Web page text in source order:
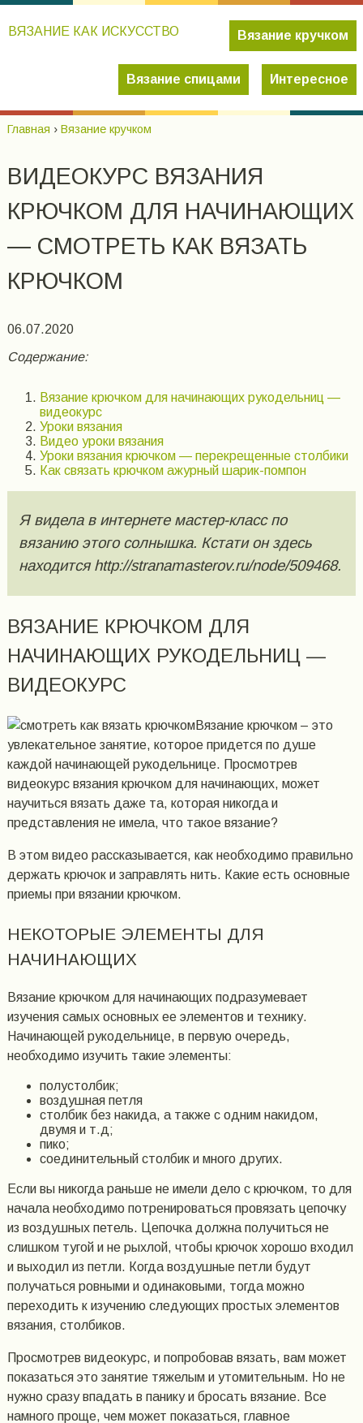
ВЯЗАНИЕ КАК ИСКУССТВО Вязание кручком
Вязание спицами Интересное
Главная › Вязание кручком
ВИДЕОКУРС ВЯЗАНИЯ
КРЮЧКОМ ДЛЯ НАЧИНАЮЩИХ
— СМОТРЕТЬ КАК ВЯЗАТЬ
КРЮЧКОМ
06.07.2020
Содержание:
Вязание крючком для начинающих рукодельниц —
видеокурс
Уроки вязания
Видео уроки вязания
Уроки вязания крючком — перекрещенные столбики
Как связать крючком ажурный шарик-помпон
Я видела в интернете мастер-класс по
вязанию этого солнышка. Кстати он здесь
находится http://stranamasterov.ru/node/509468.
ВЯЗАНИЕ КРЮЧКОМ ДЛЯ
НАЧИНАЮЩИХ РУКОДЕЛЬНИЦ —
ВИДЕОКУРС
Вязание крючком – это
увлекательное занятие, которое придется по душе
каждой начинающей рукодельнице. Просмотрев
видеокурс вязания крючком для начинающих, может
научиться вязать даже та, которая никогда и
представления не имела, что такое вязание?
В этом видео рассказывается, как необходимо правильно
держать крючок и заправлять нить. Какие есть основные
приемы при вязании крючком.
НЕКОТОРЫЕ ЭЛЕМЕНТЫ ДЛЯ
НАЧИНАЮЩИХ
Вязание крючком для начинающих подразумевает
изучения самых основных ее элементов и технику.
Начинающей рукодельнице, в первую очередь,
необходимо изучить такие элементы:
полустолбик;
воздушная петля
столбик без накида, а также с одним накидом,
двумя и т.д;
пико;
соединительный столбик и много других.
Если вы никогда раньше не имели дело с крючком, то для
начала необходимо потренироваться провязать цепочку
из воздушных петель. Цепочка должна получиться не
слишком тугой и не рыхлой, чтобы крючок хорошо входил
и выходил из петли. Когда воздушные петли будут
получаться ровными и одинаковыми, тогда можно
переходить к изучению следующих простых элементов
вязания, столбиков.
Просмотрев видеокурс, и попробовав вязать, вам может
показаться это занятие тяжелым и утомительным. Но не
нужно сразу впадать в панику и бросать вязание. Все
намного проще, чем может показаться, главное